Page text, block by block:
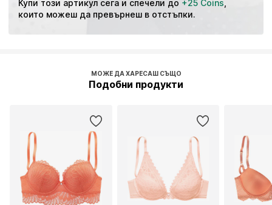
Купи този артикул сега и спечели до +25 Coins
които можеш да превърнеш в отстъпки.
МОЖЕ ДА ХАРЕСАШ СЪЩО
Подобни продукти